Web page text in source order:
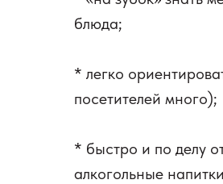
блюда;
* легко
посетителей много);
* быстро и по делу
алкогольные